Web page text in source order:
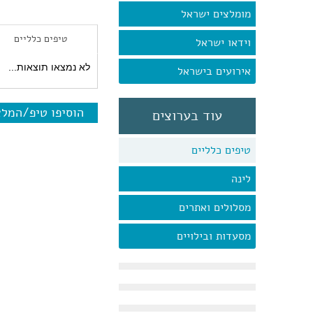
מומלצים ישראל
וידאו ישראל
אירועים בישראל
עוד בערוצים
טיפים כלליים
לינה
מסלולים ואתרים
מסעדות ובילויים
טיפים כלליים
לא נמצאו תוצאות...
הוסיפו טיפ/